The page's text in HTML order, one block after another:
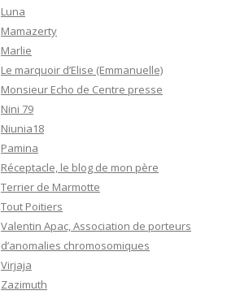
Luna
Mamazerty
Marlie
Le marquoir d’Elise (Emmanuelle)
Monsieur Echo de Centre presse
Nini 79
Niunia18
Pamina
Réceptacle, le blog de mon père
Terrier de Marmotte
Tout Poitiers
Valentin Apac, Association de porteurs
d’anomalies chromosomiques
Virjaja
Zazimuth